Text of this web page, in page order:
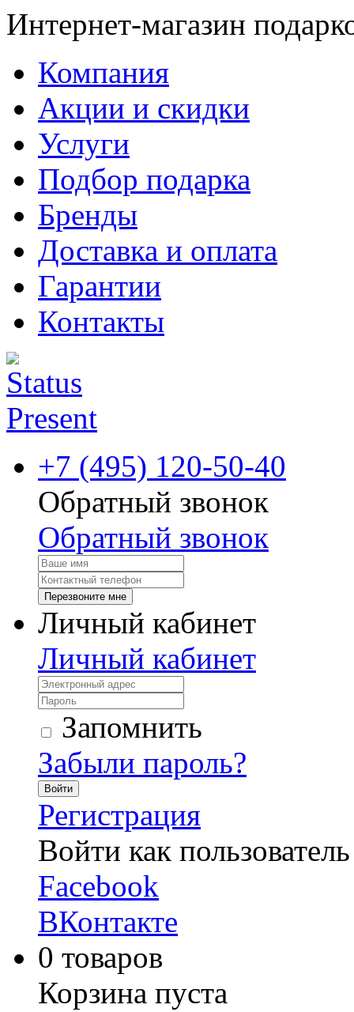
Интернет-магазин
Компания
Акции и скидки
Услуги
Подбор подарка
Бренды
Доставка и оплата
Гарантии
Контакты
+7 (495) 120-50-40
Обратный звонок
Обратный звонок
Перезвоните мне
Личный кабинет
Личный кабинет
Запомнить
Забыли пароль?
Войти
Регистрация
Войти как пользователь
Facebook
ВКонтакте
0 товаров
Корзина пуста